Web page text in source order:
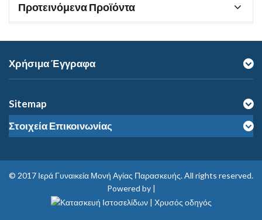
Προτεινόμενα Προϊόντα
Χρήσιμα Έγγραφα
Sitemap
Στοιχεία Επικοινωνίας
© 2017 Ιερά Γυναικεία Μονή Αγίας Παρασκευής. All rights reserved.
Powered by |